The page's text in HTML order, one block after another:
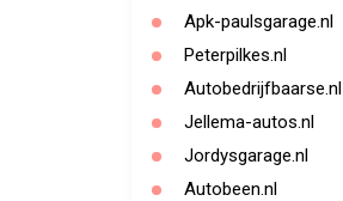
Apk-paulsgarage.nl
Peterpilkes.nl
Autobedrijfbaarse.nl
Jellema-autos.nl
Jordysgarage.nl
Autobeen.nl